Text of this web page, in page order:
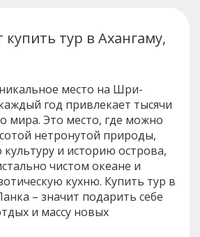
купить тур в Ахангаму,
место на Шри-
год привлекает тысячи
мира. Это место, где можно
нетронутой природы,
культуру и историю острова,
чистом океане и
кухню. Купить тур в
– значит подарить себе
и массу новых